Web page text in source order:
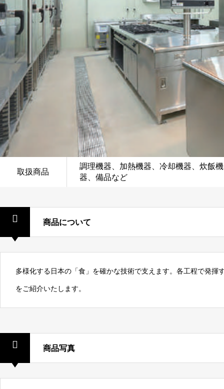
取扱商品
調理機器、加熱機器、冷却機器、炊飯
器、備品など
商品について
多様化する日本の「食」を確かな技術で支えます。各工程で発揮
をご紹介いたします。
商品写真